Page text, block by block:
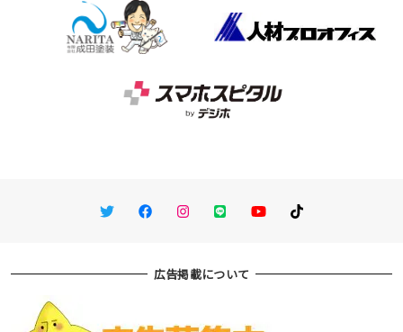
TwitterFacebookInstagram
LINE You TubeTikTok
広告掲載について